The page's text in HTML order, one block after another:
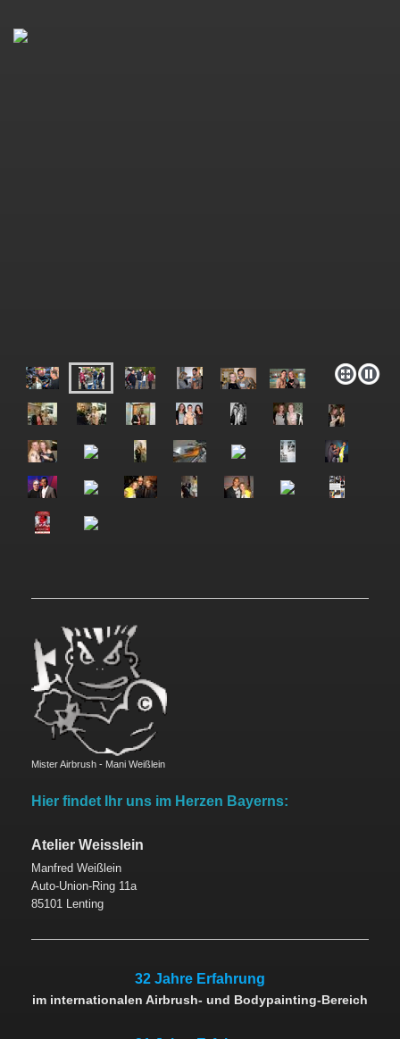
Mister Airbrush - Mani Weißlein
Hier findet Ihr uns im Herzen Bayerns:
Atelier Weisslein
Manfred Weißlein
Auto-Union-Ring 11a
85101 Lenting
32 Jahre Erfahrung
im internationalen Airbrush- und Bodypainting-Bereich